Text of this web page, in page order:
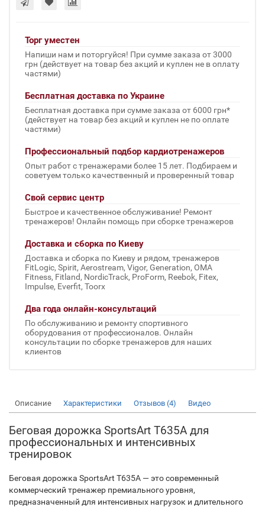
Торг уместен
Напиши нам и поторгуйся! При сумме заказа от 3000
грн (действует на товар без акций и куплен не в оплату
частями)
Бесплатная доставка по Украине
Бесплатная доставка при сумме заказа от 6000 грн*
(действует на товар без акций и куплен не по оплате
частями)
Профессиональный подбор кардиотренажеров
Опыт работ с тренажерами более 15 лет. Подбираем и
советуем только качественный и проверенный товар
Свой сервис центр
Быстрое и качественное обслуживание! Ремонт
тренажеров! Онлайн помощь при сборке тренажеров
Доставка и сборка по Киеву
Доставка и сборка по Киеву и рядом, тренажеров
FitLogic, Spirit, Aerostream, Vigor, Generation, OMA
Fitness, Fitland, NordicTrack, ProForm, Reebok, Fitex,
Impulse, Everfit, Toorx
Два года онлайн-консультаций
По обслуживанию и ремонту спортивного
оборудования от профессионалов. Онлайн
консультации по сборке тренажеров для наших
клиентов
Описание Характеристики Отзывов (4) Видео
Беговая дорожка SportsArt T635A для
профессиональных и интенсивных
тренировок
Беговая дорожка SportsArt T635A — это современный
коммерческий тренажер премиального уровня,
предназначенный для интенсивных нагрузок и длительного